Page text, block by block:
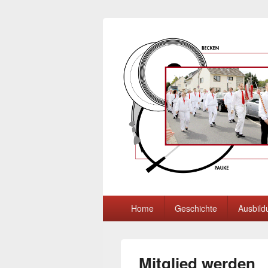
Home Geschichte
Mitglied werden